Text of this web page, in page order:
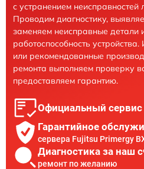
с устранением неисправностей
Проводим диагностику,
заменяем неисправные детали
работоспособность
или рекомендованные
ремонта выполняем проверку
предоставляем гарантию.
Официальный сервис
Гарантийное
сервера Fujitsu Primergy
Диагностика за наш
ремонт по желанию